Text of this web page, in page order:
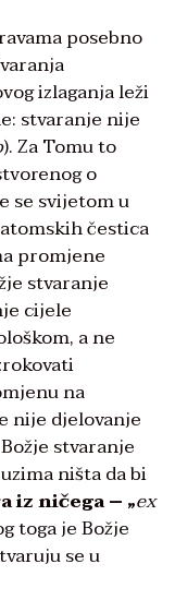
posebno
izlaganja leži
stvaranje nije
). Za Tomu to
o
se svijetom u
čestica
promjene
stvaranje
cijele
a ne
na
nije djelovanje
stvaranje
ništa da bi
iz ničega – „ex
toga je Božje
se u